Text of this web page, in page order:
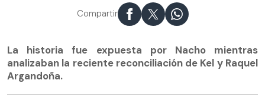
Compartir
La historia fue expuesta por Nacho mientras
analizaban la reciente reconciliación de Kel y Raquel
Argandoña.